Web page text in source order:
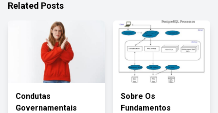
Related Posts
Condutas
Governamentais
Sobre Os
Fundamentos